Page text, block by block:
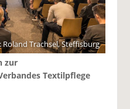
Trachsel, Steffisburg
zur
Textilpflege